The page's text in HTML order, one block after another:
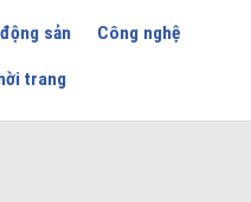
sản Công nghệ
trang